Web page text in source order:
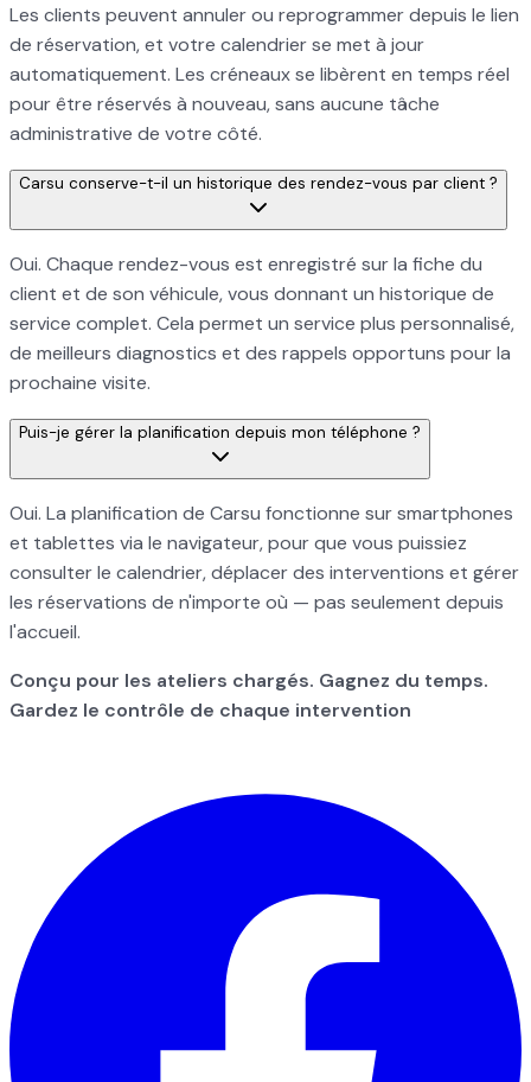
Les clients peuvent annuler ou reprogrammer depuis le lien
de réservation, et votre calendrier se met à jour
automatiquement. Les créneaux se libèrent en temps réel
pour être réservés à nouveau, sans aucune tâche
administrative de votre côté.
Carsu conserve-t-il un historique des rendez-vous par client ?
Oui. Chaque rendez-vous est enregistré sur la fiche du
client et de son véhicule, vous donnant un historique de
service complet. Cela permet un service plus personnalisé,
de meilleurs diagnostics et des rappels opportuns pour la
prochaine visite.
Puis-je gérer la planification depuis mon téléphone ?
Oui. La planification de Carsu fonctionne sur smartphones
et tablettes via le navigateur, pour que vous puissiez
consulter le calendrier, déplacer des interventions et gérer
les réservations de n'importe où — pas seulement depuis
l'accueil.
Conçu pour les ateliers chargés. Gagnez du temps.
Gardez le contrôle de chaque intervention